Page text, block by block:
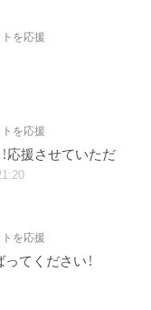
を応援
を応援
応援させていただ
を応援
てください！